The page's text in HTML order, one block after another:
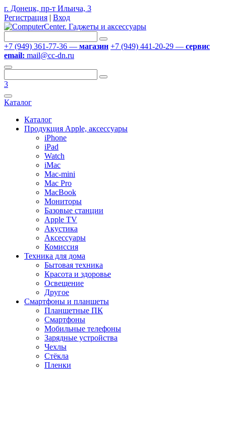
г. Донецк, пр-т Ильича, 3
Регистрация | Вход
+7 (949) 361-77-36 — магазин +7 (949) 441-20-29 — сервис
email: mail@cc-dn.ru
3
Каталог
Каталог
Продукция Apple, аксессуары
iPhone
iPad
Watch
iMac
Mac-mini
Mac Pro
MacBook
Мониторы
Базовые станции
Apple TV
Акустика
Аксессуары
Комиссия
Техника для дома
Бытовая техника
Красота и здоровье
Освещение
Другое
Смартфоны и планшеты
Планшетные ПК
Смартфоны
Мобильные телефоны
Зарядные устройства
Чехлы
Стёкла
Пленки